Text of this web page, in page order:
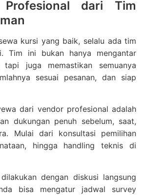
Profesional dari Tim
kursi yang baik, selalu ada tim
Tim ini bukan hanya mengantar
juga memastikan semuanya
sesuai pesanan, dan siap
dari vendor profesional adalah
dukungan penuh sebelum, saat,
Mulai dari konsultasi pemilihan
hingga handling teknis di
dengan diskusi langsung
bisa mengatur jadwal survey